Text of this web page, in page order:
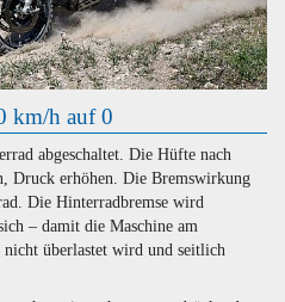
km/h auf 0
abgeschaltet. Die Hüfte nach
Druck erhöhen. Die Bremswirkung
Die Hinterradbremse wird
– damit die Maschine am
nicht überlastet wird und seitlich